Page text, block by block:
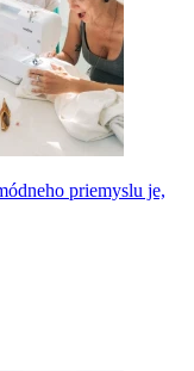
priemyslu je,